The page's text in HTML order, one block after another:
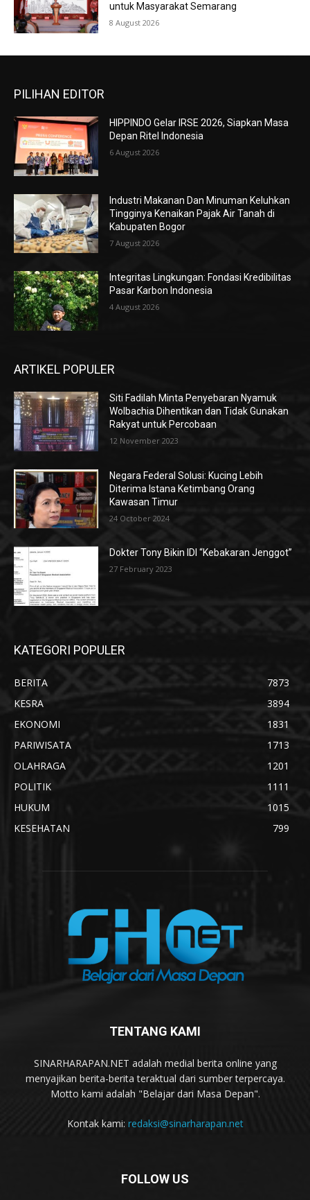
untuk Masyarakat Semarang
8 August 2026
PILIHAN EDITOR
HIPPINDO Gelar IRSE 2026, Siapkan Masa
Depan Ritel Indonesia
6 August 2026
Industri Makanan Dan Minuman Keluhkan
Tingginya Kenaikan Pajak Air Tanah di
Kabupaten Bogor
7 August 2026
Integritas Lingkungan: Fondasi Kredibilitas
Pasar Karbon Indonesia
4 August 2026
ARTIKEL POPULER
Siti Fadilah Minta Penyebaran Nyamuk
Wolbachia Dihentikan dan Tidak Gunakan
Rakyat untuk Percobaan
12 November 2023
Negara Federal Solusi: Kucing Lebih
Diterima Istana Ketimbang Orang
Kawasan Timur
24 October 2024
Dokter Tony Bikin IDI “Kebakaran Jenggot”
27 February 2023
KATEGORI POPULER
BERITA
7873
KESRA
3894
EKONOMI
1831
PARIWISATA
1713
OLAHRAGA
1201
POLITIK
1111
HUKUM
1015
KESEHATAN
799
TENTANG KAMI
SINARHARAPAN.NET adalah medial berita online yang
menyajikan berita-berita teraktual dari sumber terpercaya.
Motto kami adalah "Belajar dari Masa Depan".
Kontak kami: redaksi@sinarharapan.net
FOLLOW US